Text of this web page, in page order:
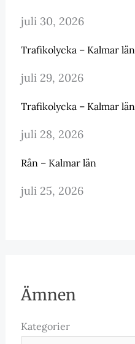
juli 30, 2026
Trafikolycka – Kalmar län
juli 29, 2026
Trafikolycka – Kalmar län
juli 28, 2026
Rån – Kalmar län
juli 25, 2026
Ämnen
Kategorier